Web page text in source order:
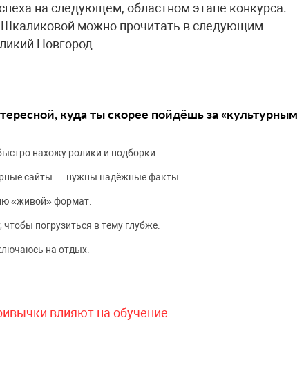
на следующем, областном этапе конкурса.
можно прочитать в следующим
Новгород
куда ты скорее пойдёшь за «культурным
нахожу ролики и подборки.
сайты — нужны надёжные факты.
«живой» формат.
погрузиться в тему глубже.
на отдых.
влияют на обучение